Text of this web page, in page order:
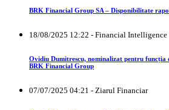
BRK Financial Group SA – Disponibilitate
18/08/2025 12:22 - Financial Intelligence
Ovidiu Dumitrescu, nominalizat pentru funcția
BRK Financial Group
07/07/2025 04:21 - Ziarul Financiar